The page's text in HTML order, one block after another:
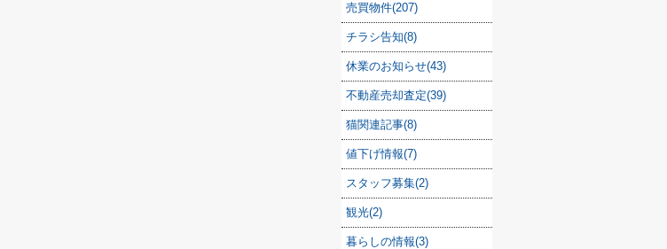
売買物件(207)
チラシ告知(8)
休業のお知らせ(43)
不動産売却査定(39)
猫関連記事(8)
値下げ情報(7)
スタッフ募集(2)
観光(2)
暮らしの情報(3)